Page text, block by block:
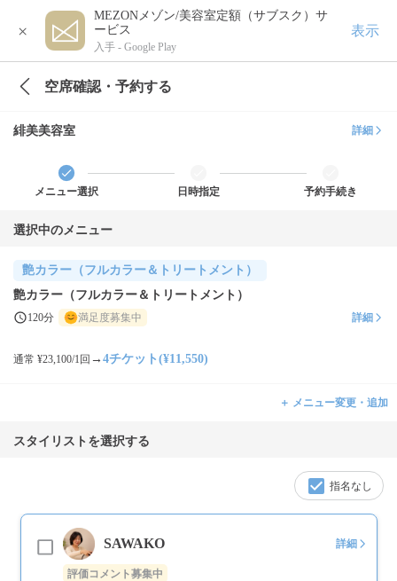
×
MEZONメゾン/美容室定額（サブスク）サ
ービス
入手 - Google Play
表示
空席確認・予約する
緋美美容室 詳細
メニュー選択 日時指定 予約手続き
選択中のメニュー
艶カラー（フルカラー＆トリートメント）
艶カラー（フルカラー＆トリートメント）
120分 満足度募集中 詳細
通常 ¥23,100/1回 → 4チケット(¥11,550)
＋ メニュー変更・追加
スタイリストを選択する
指名なし
SAWAKO 詳細
評価コメント募集中